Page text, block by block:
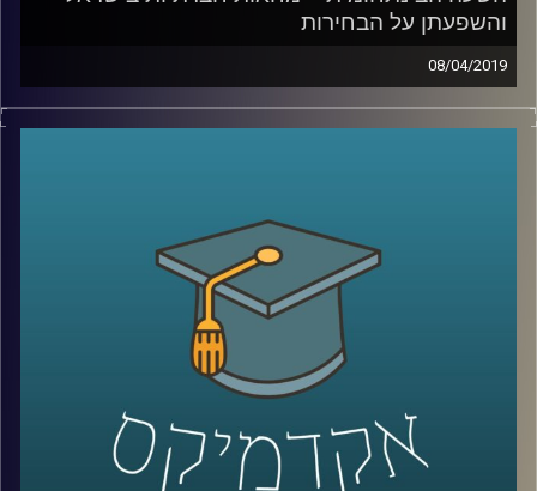
והשפעתן על הבחירות
08/04/2019
העם דורש צדק חברתי!" "מושחתים נמאסתם!"
אין אדם בישראל שלא מכיר את הסיסמאות
האלה, ונראה כאילו מחאות חברתיות הן חלק
אינטגרלי מהנוף היומיומי בישראל, אבל האם הן
באמת מצליחות להשפיע?
ד"ר חיים וייצמן מביה"ס לאודר לממשל הסביר
מהן העקרונות של מחאות חברתיות, מי
האנשים שלוקחים בהן חלק, ומהי השפעתן על